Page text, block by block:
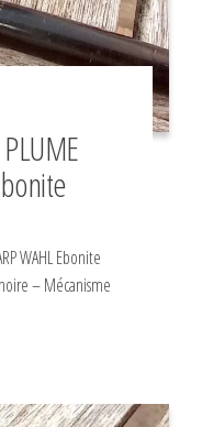
WAHL Ebonite
– Mécanisme